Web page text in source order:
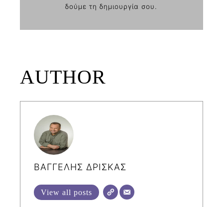
δούμε τη δημιουργία σου.
AUTHOR
ΒΑΓΓΕΛΗΣ ΔΡΙΣΚΑΣ
View all posts